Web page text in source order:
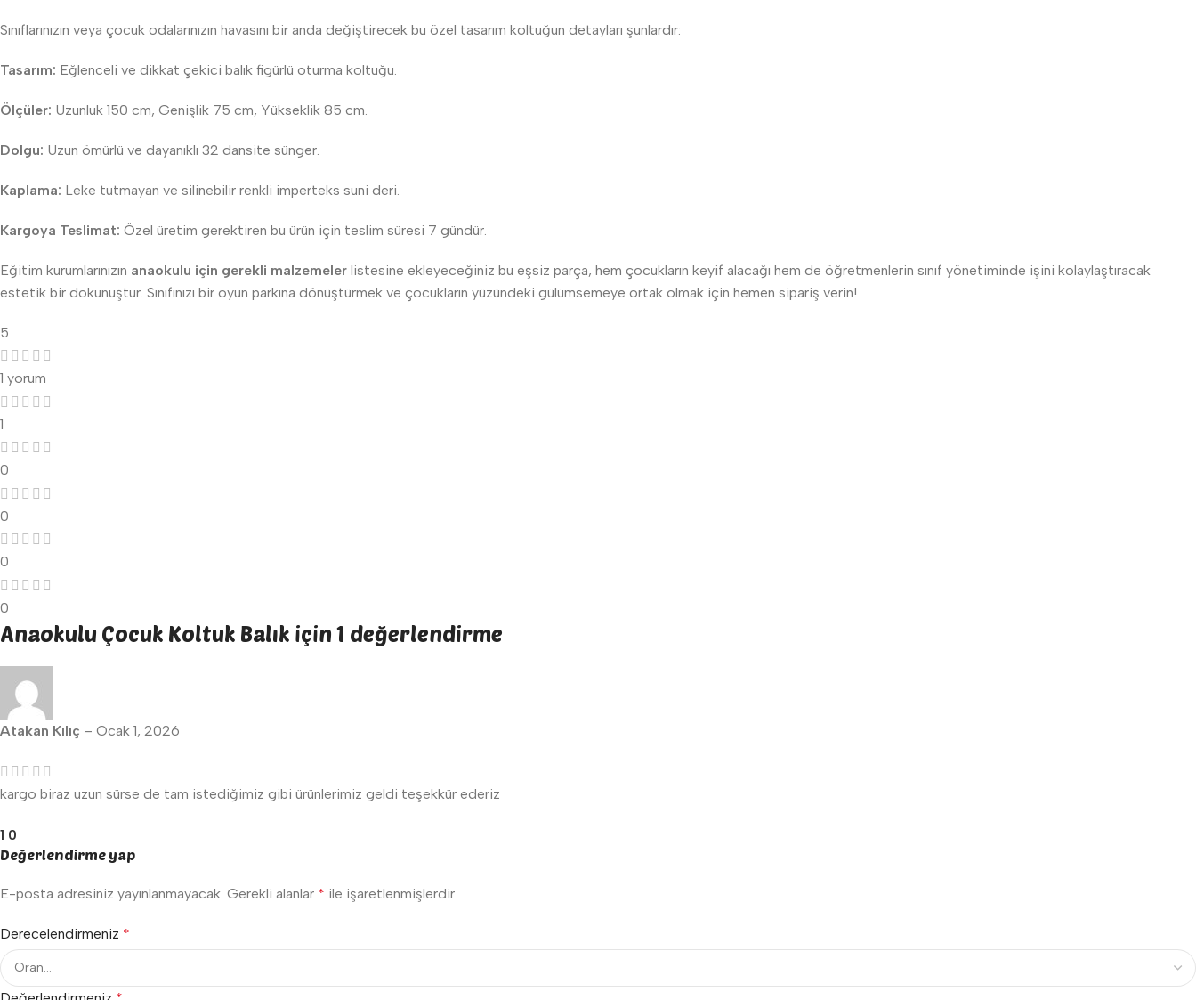
Sınıflarınızın veya çocuk odalarınızın havasını bir anda değiştirecek bu özel tasarım koltuğun detayları şunlardır:
Tasarım: Eğlenceli ve dikkat çekici balık figürlü oturma koltuğu.
Ölçüler: Uzunluk 150 cm, Genişlik 75 cm, Yükseklik 85 cm.
Dolgu: Uzun ömürlü ve dayanıklı 32 dansite sünger.
Kaplama: Leke tutmayan ve silinebilir renkli imperteks suni deri.
Kargoya Teslimat: Özel üretim gerektiren bu ürün için teslim süresi 7 gündür.
Eğitim kurumlarınızın anaokulu için gerekli malzemeler listesine ekleyeceğiniz bu eşsiz parça, hem çocukların keyif alacağı hem de öğretmenlerin sınıf yönetiminde işini kolaylaştıracak
estetik bir dokunuştur. Sınıfınızı bir oyun parkına dönüştürmek ve çocukların yüzündeki gülümsemeye ortak olmak için hemen sipariş verin!
5
1 yorum
1
0
0
0
0
Anaokulu Çocuk Koltuk Balık için 1 değerlendirme
Atakan Kılıç – Ocak 1, 2026
kargo biraz uzun sürse de tam istediğimiz gibi ürünlerimiz geldi teşekkür ederiz
1 0
Değerlendirme yap
E-posta adresiniz yayınlanmayacak. Gerekli alanlar * ile işaretlenmişlerdir
Derecelendirmeniz *